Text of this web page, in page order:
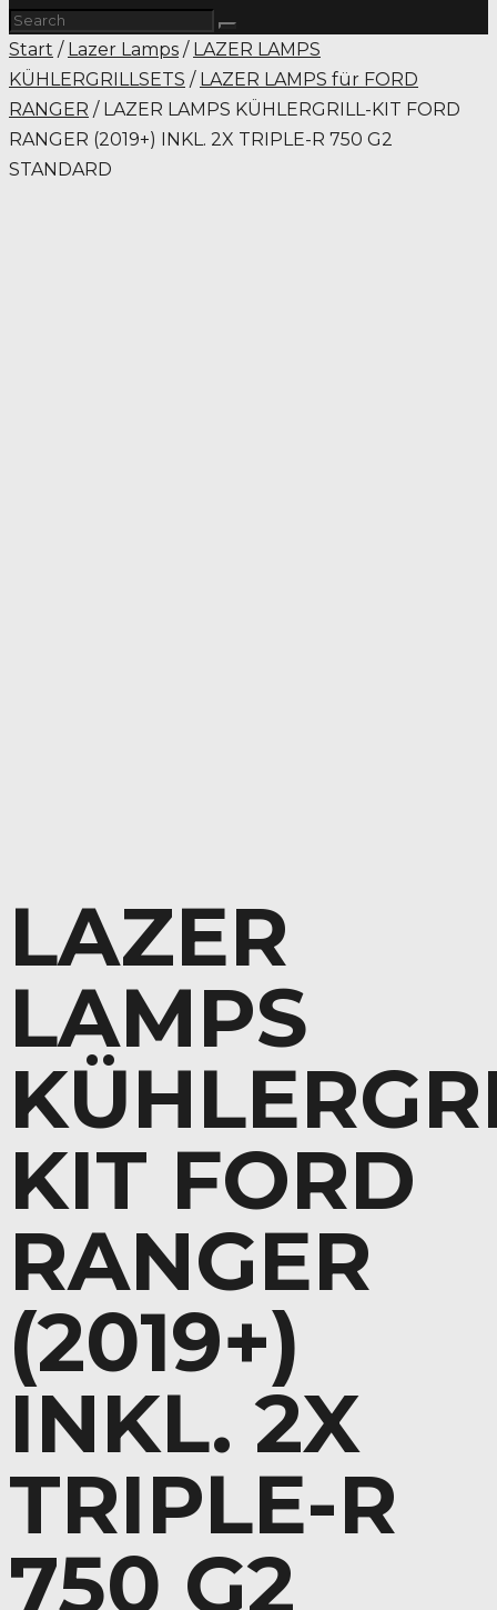
Start / Lazer Lamps / LAZER LAMPS
KÜHLERGRILLSETS / LAZER LAMPS für FORD
RANGER / LAZER LAMPS KÜHLERGRILL-KIT FORD
RANGER (2019+) INKL. 2X TRIPLE-R 750 G2
STANDARD
LAZER
LAMPS
KIT FORD
RANGER
(2019+)
INKL. 2X
TRIPLE-R
750 G2